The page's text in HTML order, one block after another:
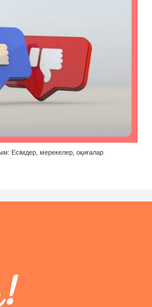
Есімдер, мерекелер, оқиғалар